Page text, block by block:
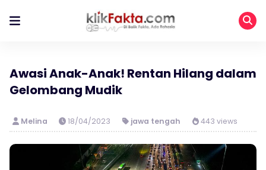
Awasi Anak-Anak! Rentan Hilang dalam
Gelombang Mudik
Melina 18/04/2023 jawa tengah 443 views